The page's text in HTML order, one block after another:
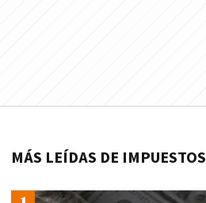
MÁS LEÍDAS DE IMPUESTOS